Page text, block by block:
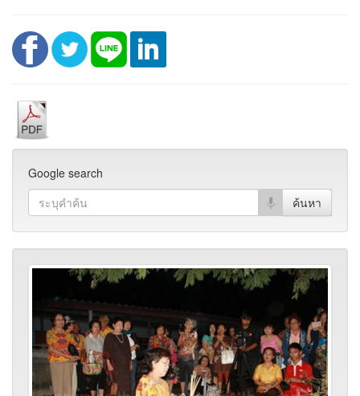
Google search